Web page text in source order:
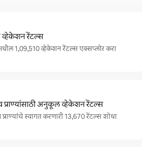
रेंटल्स
1,09,510 व्हेकेशन रेंटल्स एक्सप्लोर करा
प्राण्यांसाठी अनुकूल व्हेकेशन रेंटल्स
प्राण्यांचे स्वागत करणारी 13,670 रेंटल्स शोधा